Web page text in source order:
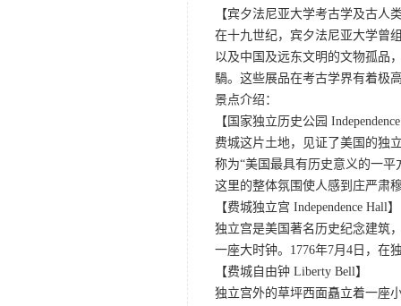
【宾夕法尼亚大学考古学及古人
在十九世纪，宾夕法尼亚大学曾
以及中国及远东文明的文物孤品
騧。这些展品在考古学界有着极
景点介绍：
【国家独立历史公园
费城这片土地，见证了美国的独
称为“美国最具有历史意义的一
这里的整体氛围使人感到庄严肃
【费城独立宫 Independence Hall】
独立宫是美国著名历史纪念建筑
一座大时钟。1776年7月4日，在
【费城自由钟 Liberty Bell】
独立宫外的草坪西面矗立着一座